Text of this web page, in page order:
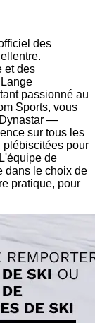
des
et des
passionné au
Sports, vous
—
sur tous les
pour
de
dans le choix de
pratique, pour